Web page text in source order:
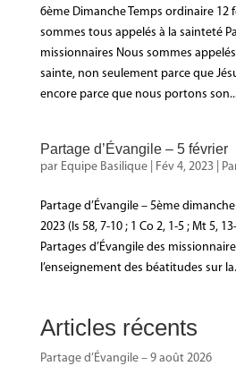
6ème Dimanche Temps ordinaire 12
sommes tous appelés à la sainteté
missionnaires Nous sommes
sainte, non seulement parce que
encore parce que nous portons
Partage d’Évangile – 5 février
par Equipe Basilique| Fév 4, 2023|
Partage d’Évangile – 5ème
2023 (Is 58, 7-10 ; 1 Co 2, 1-5 ; Mt 5,
Partages d’Évangile des
l’enseignement des béatitudes sur
Articles récents
Partage d’Évangile – 9 août 2026